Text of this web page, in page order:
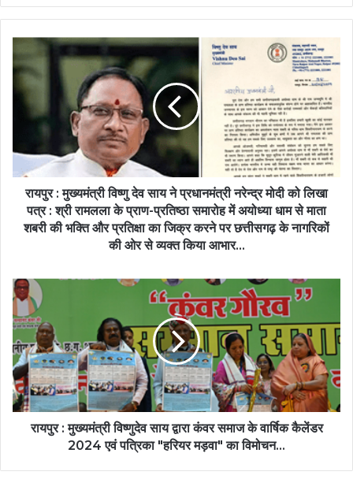
रायपुर : मुख्यमंत्री विष्णु देव साय ने प्रधानमंत्री नरेन्द्र मोदी को लिखा
पत्र : श्री रामलला के प्राण-प्रतिष्ठा समारोह में अयोध्या धाम से माता
शबरी की भक्ति और प्रतिक्षा का जिक्र करने पर छत्तीसगढ़ के नागरिकों
की ओर से व्यक्त किया आभार...
रायपुर : मुख्यमंत्री विष्णुदेव साय द्वारा कंवर समाज के वार्षिक कैलेंडर
2024 एवं पत्रिका "हरियर मड़वा" का विमोचन...